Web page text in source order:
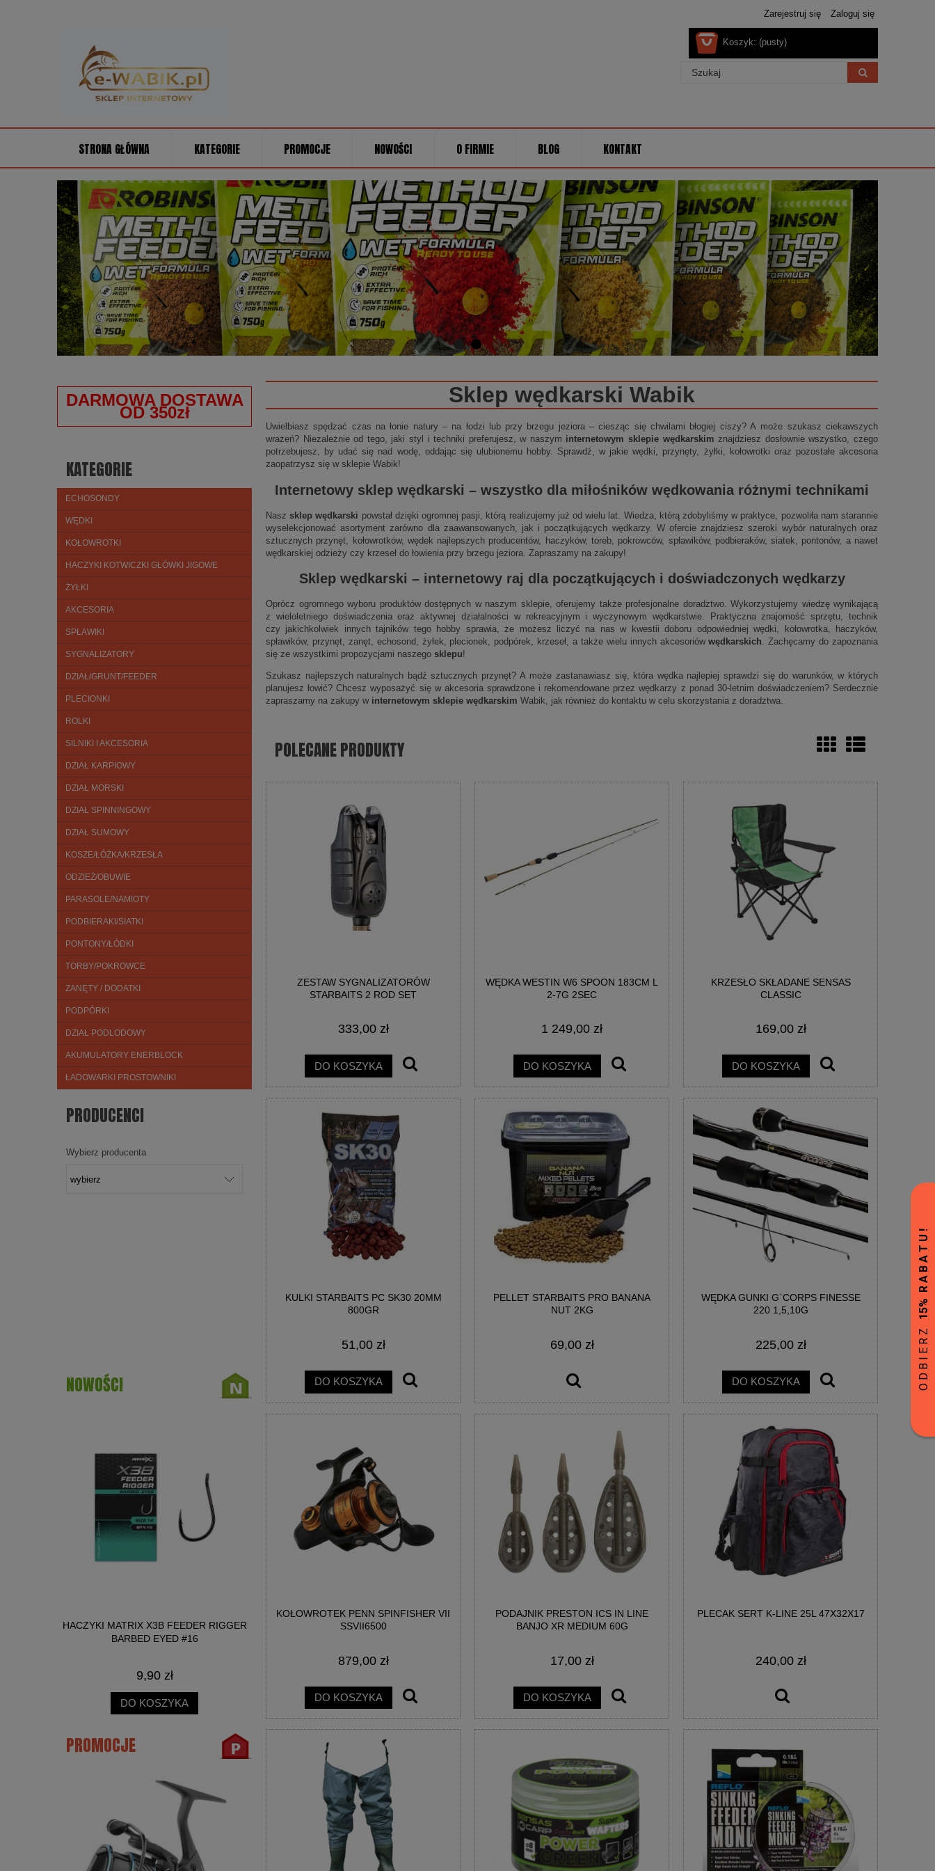
Zarejestruj się Zaloguj się
Koszyk: (pusty)
STRONA GŁÓWNA KATEGORIE PROMOCJE NOWOŚCI O FIRMIE BLOG KONTAKT
DARMOWA DOSTAWA
OD 350zł
KATEGORIE
ECHOSONDY
WĘDKI
KOŁOWROTKI
HACZYKI KOTWICZKI GŁÓWKI JIGOWE
ŻYŁKI
AKCESORIA
SPŁAWIKI
SYGNALIZATORY
DZIAŁ/GRUNT/FEEDER
PLECIONKI
ROLKI
SILNIKI I AKCESORIA
DZIAŁ KARPIOWY
DZIAŁ MORSKI
DZIAŁ SPINNINGOWY
DZIAŁ SUMOWY
KOSZE/ŁÓŻKA/KRZESŁA
ODZIEŻ/OBUWIE
PARASOLE/NAMIOTY
PODBIERAKI/SIATKI
PONTONY/ŁÓDKI
TORBY/POKROWCE
ZANĘTY / DODATKI
PODPÓRKI
DZIAŁ PODLODOWY
AKUMULATORY ENERBLOCK
ŁADOWARKI PROSTOWNIKI
PRODUCENCI
Wybierz producenta
NOWOŚCI
HACZYKI MATRIX X3B FEEDER RIGGER
BARBED EYED #16
9,90 zł
DO KOSZYKA
HACZYKI MATRIX X7 CARP METHOD
DO KOSZYKA
HACZYKI MATRIX X7 CARP METHOD
DO KOSZYKA
HACZYKI MATRIX X3 POWER CARP EDGE
HACZYKI MATRIX
PROMOCJE
Sklep wędkarski Wabik
Uwielbiasz spędzać czas na łonie natury – na łodzi lub przy brzegu jeziora – ciesząc się chwilami błogiej ciszy? A może szukasz ciekawszych
wrażeń? Niezależnie od tego, jaki styl i techniki preferujesz, w naszym internetowym sklepie wędkarskim znajdziesz dosłownie wszystko, czego
potrzebujesz, by udać się nad wodę, oddając się ulubionemu hobby. Sprawdź, w jakie wędki, przynęty, żyłki, kołowrotki oraz pozostałe akcesoria
zaopatrzysz się w sklepie Wabik!
Internetowy sklep wędkarski – wszystko dla miłośników wędkowania różnymi technikami
Naszsklep wędkarski powstał dzięki ogromnej pasji, którą realizujemy już od wielu lat. Wiedza, którą zdobyliśmy w praktyce, pozwoliła nam starannie
wyselekcjonować asortyment zarówno dla zaawansowanych, jak i początkujących wędkarzy. W ofercie znajdziesz szeroki wybór naturalnych oraz
sztucznych przynęt, kołowrotków, wędek najlepszych producentów, haczyków, toreb, pokrowców, spławików, podbieraków, siatek, pontonów, a nawet
wędkarskiej odzieży czy krzeseł do łowienia przy brzegu jeziora. Zapraszamy na zakupy!
Sklep wędkarski – internetowyraj dla początkujących i doświadczonych wędkarzy
Oprócz ogromnego wyboru produktów dostępnych w naszym sklepie, oferujemy także profesjonalne doradztwo. Wykorzystujemy wiedzę wynikającą
z wieloletniego doświadczenia oraz aktywnej działalności w rekreacyjnym i wyczynowym wędkarstwie. Praktyczna znajomość sprzętu, technik
czy jakichkolwiek innych tajników tego hobby sprawia, że możesz liczyć na nas w kwestii doboru odpowiedniej wędki, kołowrotka, haczyków,
spławików, przynęt, zanęt, echosond, żyłek, plecionek, podpórek, krzeseł, a także wielu innych akcesoriówwędkarskich. Zachęcamy do zapoznania
się ze wszystkimi propozycjami naszego sklepu!
Szukasz najlepszych naturalnych bądź sztucznych przynęt? A może zastanawiasz się, która wędka najlepiej sprawdzi się do warunków, w których
planujesz łowić? Chcesz wyposażyć się w akcesoria sprawdzone i rekomendowane przez wędkarzy z ponad 30-letnim doświadczeniem? Serdecznie
zapraszamy na zakupy w internetowym sklepie wędkarskim Wabik, jak również do kontaktu w celu skorzystania z doradztwa.
POLECANE PRODUKTY
ZESTAW SYGNALIZATORÓW
STARBAITS 2 ROD SET
333,00 zł
DO KOSZYKA
WĘDKA WESTIN W6 SPOON 183CM L
2-7G 2SEC
1 249,00 zł
DO KOSZYKA
KRZESŁO SKŁADANE SENSAS
CLASSIC
169,00 zł
DO KOSZYKA
KULKI STARBAITS PC SK30 20MM
800GR
51,00 zł
DO KOSZYKA
PELLET STARBAITS PRO BANANA
NUT 2KG
69,00 zł
WĘDKA GUNKI G`CORPS FINESSE
220 1,5,10G
225,00 zł
DO KOSZYKA
KOŁOWROTEK PENN SPINFISHER VII
SSVII6500
879,00 zł
DO KOSZYKA
PODAJNIK PRESTON ICS IN LINE
BANJO XR MEDIUM 60G
17,00 zł
DO KOSZYKA
PLECAK SERT K-LINE 25L 47X32X17
240,00 zł